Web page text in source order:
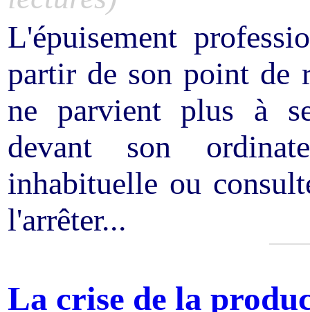
L'épuisement
partir de son point de
ne parvient plus à
devant son
inhabituelle ou
l'arrêter...
La crise de la